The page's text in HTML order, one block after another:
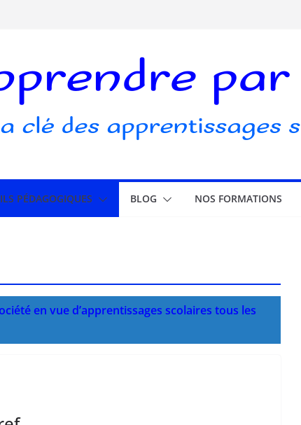
?
PÉDAGOGIQUES BLOG NOS FORMATIONS
en vue d’apprentissages scolaires tous les